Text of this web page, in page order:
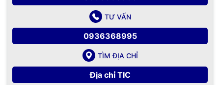
TƯ VẤN
0936368995
TÌM ĐỊA CHỈ
Địa chỉ TIC